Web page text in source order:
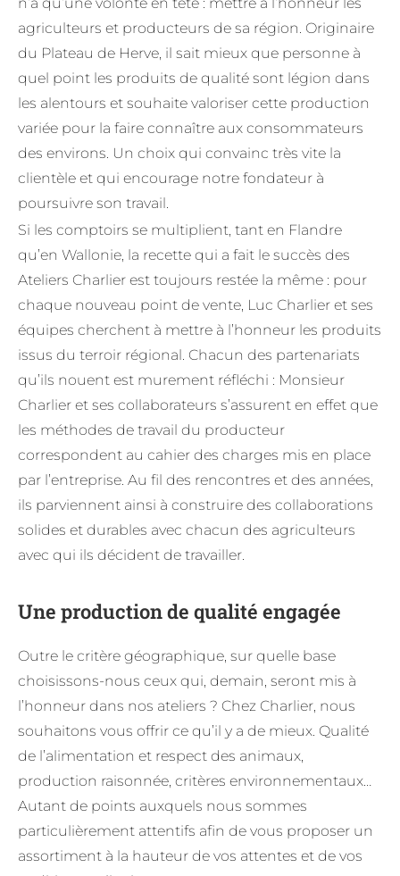
agriculteurs et producteurs de sa région. Originaire
du Plateau de Herve, il sait mieux que personne à
quel point les produits de qualité sont légion dans
les alentours et souhaite valoriser cette production
variée pour la faire connaître aux consommateurs
des environs. Un choix qui convainc très vite la
clientèle et qui encourage notre fondateur à
poursuivre son travail.
Si les comptoirs se multiplient, tant en Flandre
qu’en Wallonie, la recette qui a fait le succès des
Ateliers Charlier est toujours restée la même : pour
chaque nouveau point de vente, Luc Charlier et ses
équipes cherchent à mettre à l’honneur les produits
issus du terroir régional. Chacun des partenariats
qu’ils nouent est murement réfléchi : Monsieur
Charlier et ses collaborateurs s’assurent en effet que
les méthodes de travail du producteur
correspondent au cahier des charges mis en place
par l’entreprise. Au fil des rencontres et des années,
ils parviennent ainsi à construire des collaborations
solides et durables avec chacun des agriculteurs
avec qui ils décident de travailler.
Une production de qualité engagée
Outre le critère géographique, sur quelle base
choisissons-nous ceux qui, demain, seront mis à
l’honneur dans nos ateliers ? Chez Charlier, nous
souhaitons vous offrir ce qu’il y a de mieux. Qualité
de l’alimentation et respect des animaux,
production raisonnée, critères environnementaux…
Autant de points auxquels nous sommes
particulièrement attentifs afin de vous proposer un
assortiment à la hauteur de vos attentes et de vos